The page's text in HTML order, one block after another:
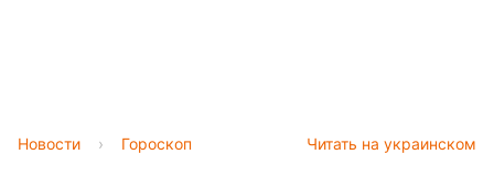
Читать на украинском
Новости › Гороскоп